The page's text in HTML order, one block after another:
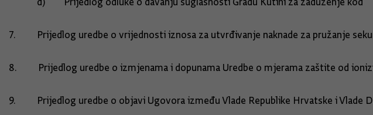
7. Prijedlog uredbe o vrijednosti iznosa za utvrđivanje
8. Prijedlog uredbe o izmjenama i dopunama Uredbe o mjerama zaštite od
9. Prijedlog uredbe o objavi Ugovora između Vlade Republike Hrvatske i